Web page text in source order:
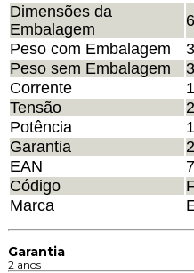
Dimensões da
Embalagem
Peso com Embalagem
Peso sem Embalagem
Corrente
Tensão
Potência
Garantia
EAN
Código
Marca
Garantia
2 anos